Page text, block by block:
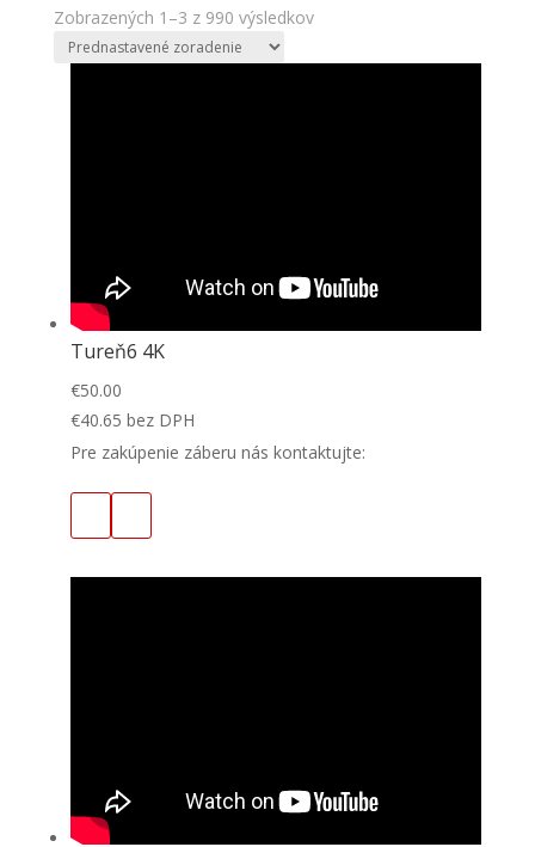
Zobrazených 1–3 z 990 výsledkov
Tureň6 4K
€50.00
€40.65 bez DPH
Pre zakúpenie záberu nás kontaktujte: